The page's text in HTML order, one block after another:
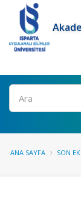
Ara
ANA SAYFA SON